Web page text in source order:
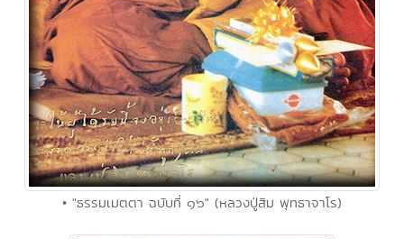
• "ธรรมเมตตา ฉบับที่ ๑๖" (หลวงปู่สิม พุทธาจาโร)